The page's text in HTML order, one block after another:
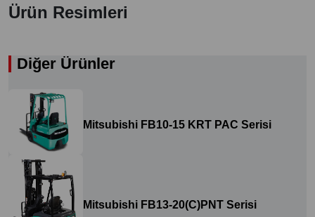
Ürün Resimleri
Diğer Ürünler
Mitsubishi FB10-15 KRT PAC Serisi
Mitsubishi FB13-20(C)PNT Serisi